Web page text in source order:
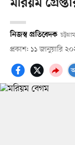
মরিয়ম
নিজস্ব প্রতিবেদক চট্টগ্রাম
প্রকাশ: ১১ জানুয়ারি